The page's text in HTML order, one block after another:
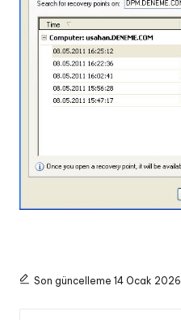
Son güncelleme 14 Ocak 2026